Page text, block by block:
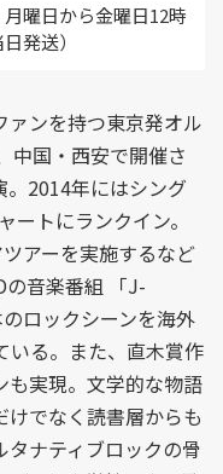
曜日から金曜日12時
発送）
ンを持つ東京発オル
中国・西安で開催さ
。2014年にはシング
トにランクイン。
アーを実施するなど
の音楽番組 「J-
ロックシーンを海外
いる。また、直木賞作
も実現。文学的な物語
でなく読書層からも
ナティブロックの骨